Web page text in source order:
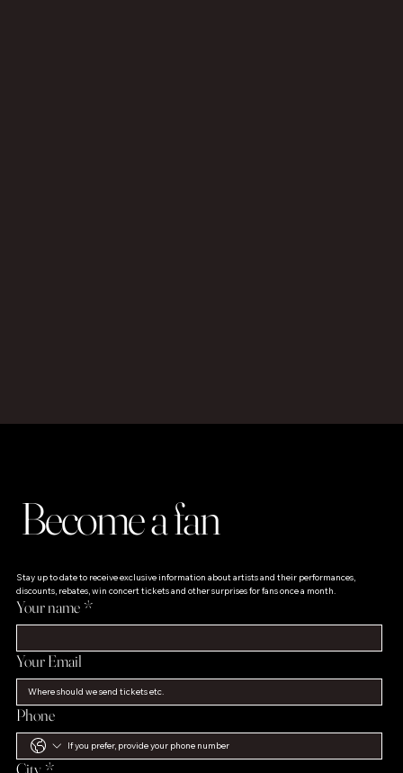
Become a fan
Stay up to date to receive exclusive information about artists and their performances,
discounts, rebates, win concert tickets and other surprises for fans once a month.
Your name *
Your Email
Phone